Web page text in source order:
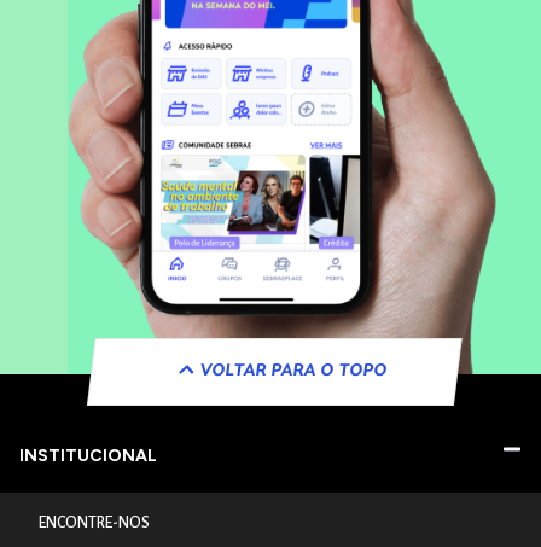
VOLTAR PARA O TOPO
INSTITUCIONAL
ENCONTRE-NOS